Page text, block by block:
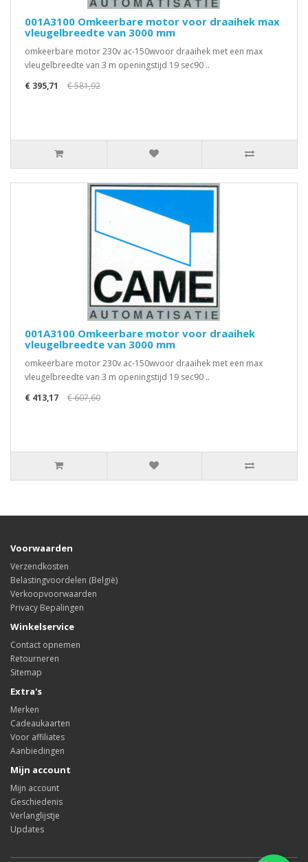
001A3100 Omkeerbare motor voor draaihek max
vleugelbreedte van 3000 mm
omkeerbare motor 230v ac-150wvoor draaihek met een max
vleugelbreedte van 3 m openingstijd 19 sec90 ..
€ 395,71
€ 581,92
001A3100 Omkeerbare motor voor draaihek
vleugelbreedte van 3000 mm
omkeerbare motor 230v ac-150wvoor draaihek met een max
vleugelbreedte van 3 m openingstijd 19 sec90 ..
€ 413,17
€ 607,60
Voorwaarden
Verzendkosten
Belastingvoordelen (België)
Verkoopvoorwaarden
Privacy Bepalingen
Winkelservice
Contact opnemen
Retourneren
Sitemap
Extra's
Merken
Cadeaukaarten
Voor affiliates
Aanbiedingen
Mijn account
Mijn account
Geschiedenis
Verlanglijstje
Updates